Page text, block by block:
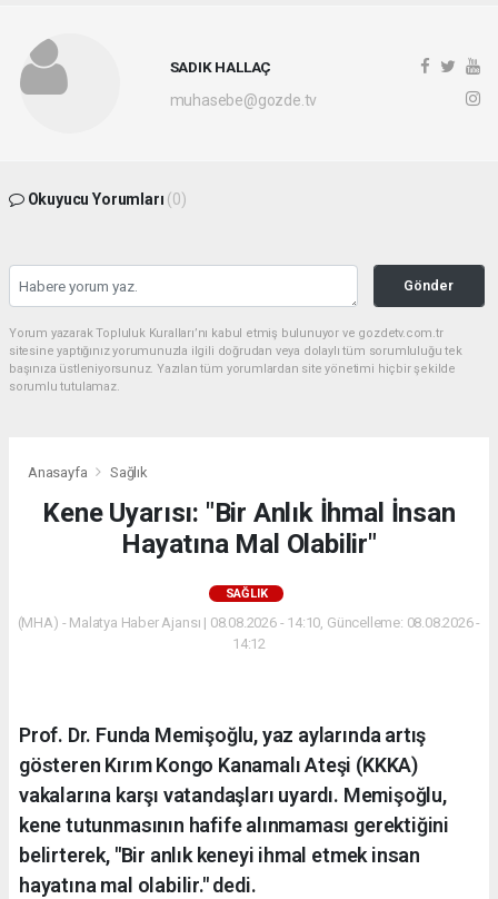
SADIK HALLAÇ
muhasebe@gozde.tv
Okuyucu Yorumları (0)
Gönder
Yorum yazarak Topluluk Kuralları’nı kabul etmiş bulunuyor ve gozdetv.com.tr
sitesine yaptığınız yorumunuzla ilgili doğrudan veya dolaylı tüm sorumluluğu tek
başınıza üstleniyorsunuz. Yazılan tüm yorumlardan site yönetimi hiçbir şekilde
sorumlu tutulamaz.
Anasayfa Sağlık
Kene Uyarısı: "Bir Anlık İhmal İnsan
Hayatına Mal Olabilir"
SAĞLIK
(MHA) - Malatya Haber Ajansı | 08.08.2026 - 14:10, Güncelleme: 08.08.2026 -
14:12
Prof. Dr. Funda Memişoğlu, yaz aylarında artış
gösteren Kırım Kongo Kanamalı Ateşi (KKKA)
vakalarına karşı vatandaşları uyardı. Memişoğlu,
kene tutunmasının hafife alınmaması gerektiğini
belirterek, "Bir anlık keneyi ihmal etmek insan
hayatına mal olabilir." dedi.